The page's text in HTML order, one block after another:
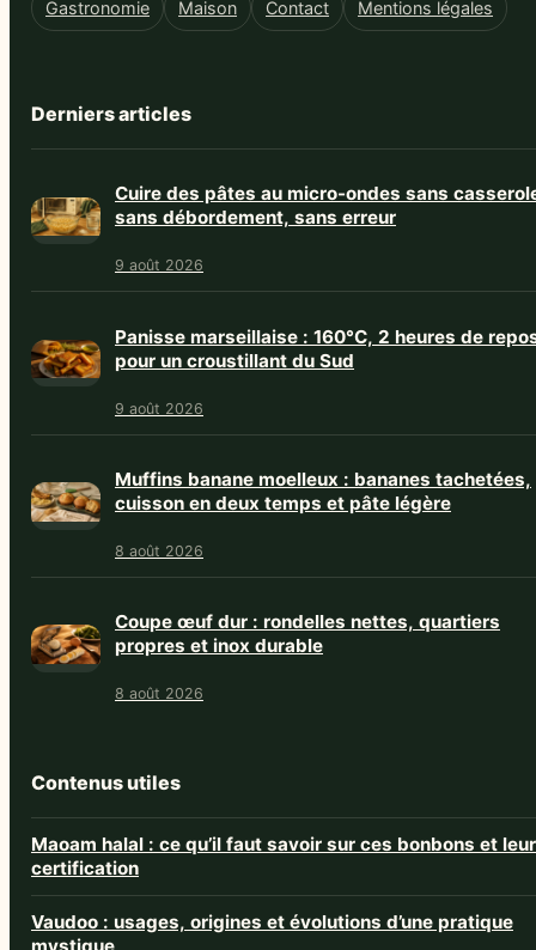
Gastronomie Maison Contact Mentions légales
Derniers articles
Cuire des pâtes au micro-ondes sans
sans débordement, sans erreur
9 août 2026
Panisse marseillaise : 160°C, 2 heures de
pour un croustillant du Sud
9 août 2026
Muffins banane moelleux : bananes tachetées,
cuisson en deux temps et pâte légère
8 août 2026
Coupe œuf dur : rondelles nettes, quartiers
propres et inox durable
8 août 2026
Contenus utiles
Maoam halal : ce qu’il faut savoir sur ces bonbons et leur
certification
Vaudoo : usages, origines et évolutions d’une pratique